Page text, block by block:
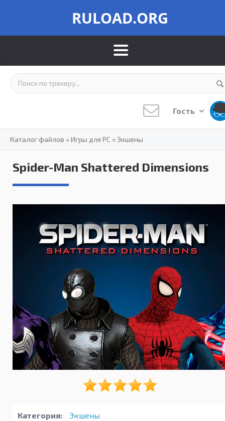
RULOAD.ORG
Гость
Каталог файлов »Игры для PC »Экшены
Spider-Man Shattered Dimensions
Категория: Экшены